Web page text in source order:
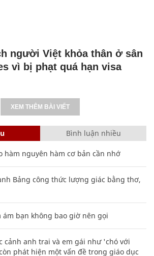
người Việt khỏa thân ở sân
vì bị phạt quá hạn visa
XEM THÊM BÀI VIẾT
Bình luận nhiều
hàm nguyên hàm cơ bản cần nhớ
Bảng công thức lượng giác bằng thơ,
ám bạn không bao giờ nên gọi
cảnh anh trai và em gái như 'chó với
phát hiện một vấn đề trong giáo dục